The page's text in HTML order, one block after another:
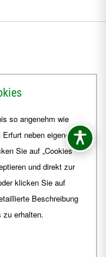
so angenehm wie
neben eigenen
Sie auf „Cookies
und direkt zur
klicken Sie auf
Beschreibung
zu erhalten.